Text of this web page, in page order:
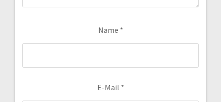
Name *
E-Mail *